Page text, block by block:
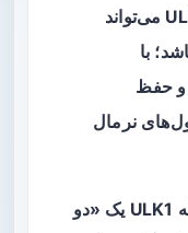
تومور)، اتوفاژی و فعالیت ULK1 می‌تواند
با
و حفظ
نرمال
بنابراین، نتیجه‌گیری کلی این است که ULK1 یک «دو